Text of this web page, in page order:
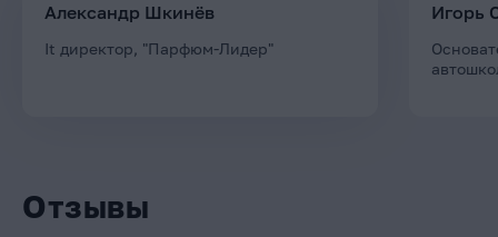
Александр Шкинёв
It директор, "Парфюм-Лидер"
Игорь
Отзывы